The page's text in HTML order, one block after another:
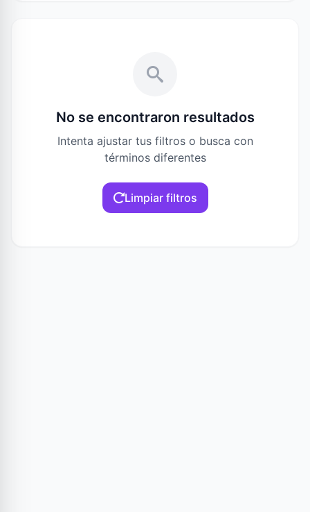
No se encontraron resultados
Intenta ajustar tus filtros o busca con
términos diferentes
Limpiar filtros